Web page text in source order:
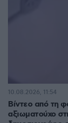
Βίντεο από τη
αξιωματούχο
10.08.2026, 11:54